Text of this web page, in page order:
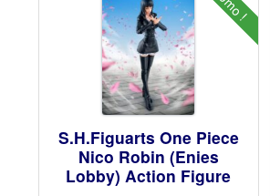
S.H.Figuarts One Piece
Nico Robin (Enies
Lobby) Action Figure